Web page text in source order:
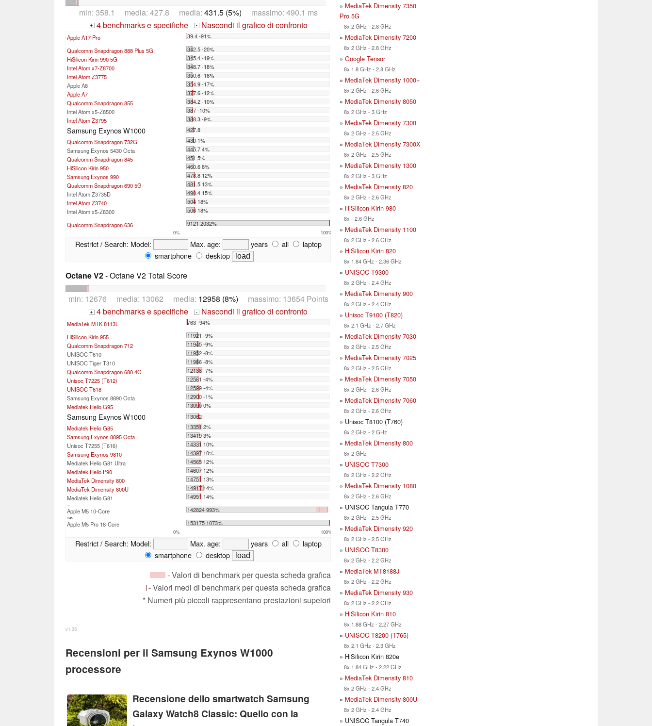
min: 358.1 media: 427.8 media: 431.5 (5%) massimo: 490.1 ms
+ 4 benchmarks e specifiche - Nascondi il grafico di confronto
Apple A17 Pro 39.4 -91%
Qualcomm Snapdragon 888 Plus 5G
342.5 -20%
HiSilicon Kirin 990 5G
345.4 -19%
Intel Atom x7-Z8700
348.7 -18%
Intel Atom Z3775
350.6 -18%
Apple A8
354.9 -17%
Apple A7
377.6 -12%
Qualcomm Snapdragon 855
384.2 -10%
Intel Atom x5-Z8500
387 -10%
Intel Atom Z3795
388.3 -9%
Samsung Exynos W1000
427.8
Qualcomm Snapdragon 732G
430 1%
Samsung Exynos 5430 Octa
445.7 4%
Qualcomm Snapdragon 845
451 5%
HiSilicon Kirin 950
460.6 8%
Samsung Exynos 990
478.8 12%
Qualcomm Snapdragon 690 5G
481.5 13%
Intel Atom Z3735D
490.4 15%
Intel Atom Z3740
504 18%
Intel Atom x5-Z8300
506 18%
Qualcomm Snapdragon 636 9121 2032%
0% 100%
Restrict / Search: Model: Max. age: years all
laptop
smartphone
desktop
Octane V2- Octane V2 Total Score
min: 12676 media: 13062 media: 12958 (8%) massimo: 13654 Points
+ 4 benchmarks e specifiche - Nascondi il grafico di confronto
MediaTek MTK 8113L 763 -94%
...
HiSilicon Kirin 955
11921 -9%
Qualcomm Snapdragon 712
11945 -9%
UNISOC T610
11952 -8%
UNISOC Tiger T310
11986 -8%
Qualcomm Snapdragon 680 4G
12138 -7%
Unisoc T7225 (T612)
12581 -4%
UNISOC T618
12599 -4%
Samsung Exynos 8890 Octa
12900 -1%
Mediatek Helio G95
13050 0%
Samsung Exynos W1000
13062
Mediatek Helio G85
13351 2%
Samsung Exynos 8895 Octa
13419 3%
Unisoc T7255 (T616)
14331 10%
Samsung Exynos 9810
14397 10%
Mediatek Helio G81 Ultra
14565 12%
Mediatek Helio P90
14607 12%
MediaTek Dimensity 800
14751 13%
MediaTek Dimensity 800U
14917 14%
Mediatek Helio G81
14951 14%
...
Apple M5 10-Core 142824 993%
max:
Apple M5 Pro 18-Core 153175 1073%
0% 100%
Restrict / Search: Model: Max. age: years all
laptop
smartphone
desktop
- Valori di benchmark per questa scheda grafica
- Valori medi di benchmark per questa scheda grafica
* Numeri più piccoli rappresentano prestazioni supeiori
v1.35
Recensioni per il Samsung Exynos W1000
processore
Recensione dello smartwatch Samsung
Galaxy Watch8 Classic: Quello con la
» MediaTek Dimensity 7350
Pro 5G
8x 2 GHz - 2.8 GHz
» MediaTek Dimensity 7200
8x 2 GHz - 2.8 GHz
» Google Tensor
8x 1.8 GHz - 2.8 GHz
» MediaTek Dimensity 1000+
8x 2 GHz - 2.6 GHz
» MediaTek Dimensity 8050
8x 2 GHz - 3 GHz
» MediaTek Dimensity 7300
8x 2 GHz - 2.5 GHz
» MediaTek Dimensity 7300X
8x 2 GHz - 2.5 GHz
» MediaTek Dimensity 1300
8x 2 GHz - 3 GHz
» MediaTek Dimensity 820
8x 2 GHz - 2.6 GHz
» HiSilicon Kirin 980
8x - 2.6 GHz
» MediaTek Dimensity 1100
8x 2 GHz - 2.6 GHz
» HiSilicon Kirin 820
8x 1.84 GHz - 2.36 GHz
» UNISOC T9300
8x 2 GHz - 2.4 GHz
» MediaTek Dimensity 900
8x 2 GHz - 2.4 GHz
» Unisoc T9100 (T820)
8x 2.1 GHz - 2.7 GHz
» MediaTek Dimensity 7030
8x 2 GHz - 2.5 GHz
» MediaTek Dimensity 7025
8x 2 GHz - 2.5 GHz
» MediaTek Dimensity 7050
8x 2 GHz - 2.6 GHz
» MediaTek Dimensity 7060
8x 2 GHz - 2.6 GHz
» Unisoc T8100 (T760)
8x 2 GHz - 2 GHz
» MediaTek Dimensity 800
8x 2 GHz
» UNISOC T7300
8x 2 GHz - 2.2 GHz
» MediaTek Dimensity 1080
8x 2 GHz - 2.6 GHz
» UNISOC Tangula T770
8x 2 GHz - 2.5 GHz
» MediaTek Dimensity 920
8x 2 GHz - 2.5 GHz
» UNISOC T8300
8x 2 GHz - 2.2 GHz
» MediaTek MT8188J
8x 2 GHz - 2.2 GHz
» MediaTek Dimensity 930
8x 2 GHz - 2.2 GHz
» HiSilicon Kirin 810
8x 1.88 GHz - 2.27 GHz
» UNISOC T8200 (T765)
8x 2.1 GHz - 2.3 GHz
» HiSilicon Kirin 820e
8x 1.84 GHz - 2.22 GHz
» MediaTek Dimensity 810
8x 2 GHz - 2.4 GHz
» MediaTek Dimensity 800U
8x 2 GHz - 2.4 GHz
» UNISOC Tangula T740